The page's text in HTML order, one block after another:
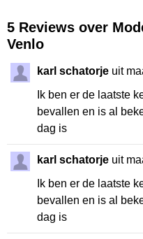
5 Reviews over
Venlo
karl schatorje uit
Ik ben er de laatste
bevallen en is al
dag is
karl schatorje uit
Ik ben er de laatste
bevallen en is al
dag is